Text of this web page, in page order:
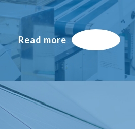
Read more